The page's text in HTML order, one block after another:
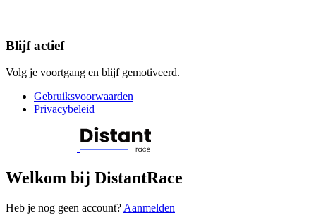
Blijf actief
Volg je voortgang en blijf gemotiveerd.
Gebruiksvoorwaarden
Privacybeleid
Welkom bij DistantRace
Heb je nog geen account? Aanmelden